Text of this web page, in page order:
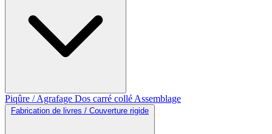
Piqûre / Agrafage Dos carré collé Assemblage
Fabrication de livres / Couverture rigide